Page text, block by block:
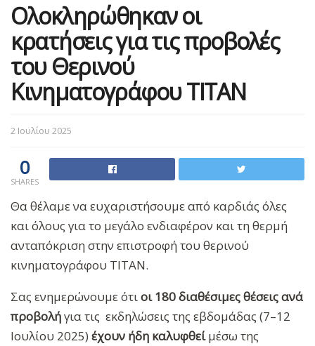
Ολοκληρώθηκαν οι
κρατήσεις για τις προβολές
του Θερινού
Κινηματογράφου ΤΙΤΑΝ
2 Ιουλίου 2025
0
SHARES
Θα θέλαμε να ευχαριστήσουμε από καρδιάς όλες
και όλους για το μεγάλο ενδιαφέρον και τη θερμή
ανταπόκριση στην επιστροφή του θερινού
κινηματογράφου ΤΙΤΑΝ.
Σας ενημερώνουμε ότιοι 180 διαθέσιμες θέσεις ανά
προβολήγια τις εκδηλώσεις της εβδομάδας (7–12
Ιουλίου 2025) έχουν ήδη καλυφθείμέσω της